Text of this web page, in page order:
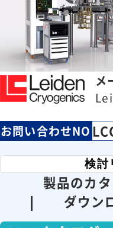
メ
お問い合わせNO
検討
製品のカ
ダウン